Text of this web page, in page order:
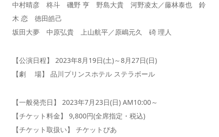
中村晴彦 柊斗 磯野 亨 野島大貴 河野凌太／藤林泰也 鈴
木 恋 徳田皓己
坂田大夢 中原弘貴 上山航平／原嶋元久 碕 理人
【公演日程】 2023年8月19日(土)～8月27日(日)
【劇 場】 品川プリンスホテル ステラボール
【一般発売日】 2023年7月23日(日) AM10:00～
【チケット料金】 9,800円(全席指定・税込)
【チケット取扱い】 チケットぴあ